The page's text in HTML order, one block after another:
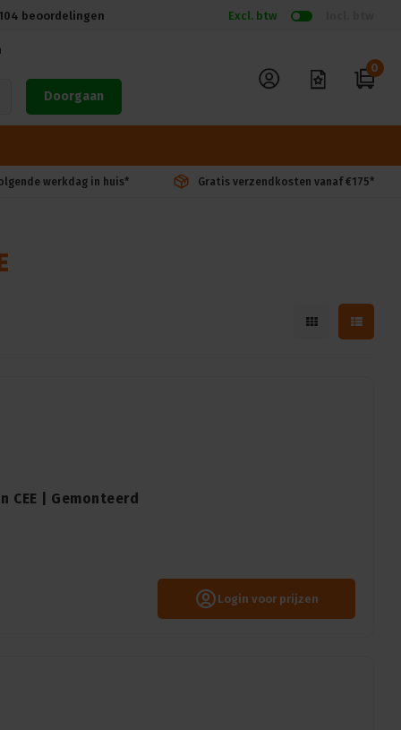
104 beoordelingen Excl. btw
Doorgaan
0
werkdag in huis* Gratis verzendkosten vanaf €175*
CEE | Gemonteerd
Login voor prijzen